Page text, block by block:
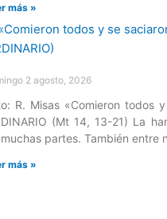
más »
2 agosto, 2026
R. Misas «Comieron todos
(Mt 14, 13-21) La
partes. También entre
más »